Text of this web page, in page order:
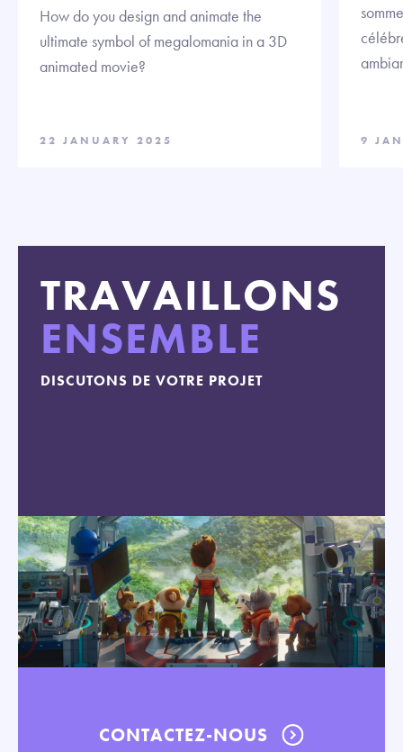
How do you design and animate the
ultimate symbol of megalomania in a 3D
animated movie?
22 JANUARY 2025 9
TRAVAILLONS
ENSEMBLE
DISCUTONS DE VOTRE PROJET
CONTACTEZ-NOUS